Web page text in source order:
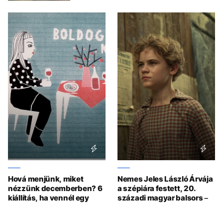
Hová menjünk, miket
nézzünk decemberben? 6
kiállítás, ha vennél egy
Nemes Jeles László Árvája
a szépiára festett, 20.
századi magyar balsors –